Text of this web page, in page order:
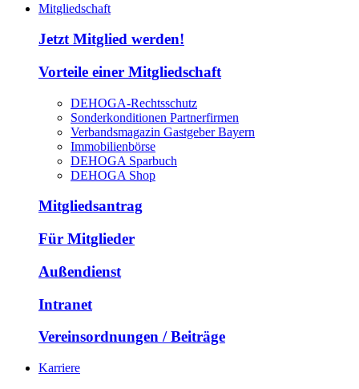
Mitgliedschaft
Jetzt Mitglied werden!
Vorteile einer Mitgliedschaft
DEHOGA-Rechtsschutz
Sonderkonditionen Partnerfirmen
Verbandsmagazin Gastgeber Bayern
Immobilienbörse
DEHOGA Sparbuch
DEHOGA Shop
Mitgliedsantrag
Für Mitglieder
Außendienst
Intranet
Vereinsordnungen / Beiträge
Karriere